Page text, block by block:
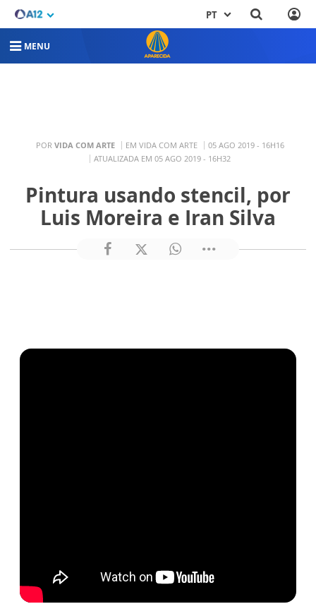
PT
MENU
POR VIDA COM ARTE EM VIDA COM ARTE
05 AGO 2019 - 16H16
ATUALIZADA EM 05 AGO 2019 - 16H32
Pintura usando stencil, por
Luis Moreira e Iran Silva